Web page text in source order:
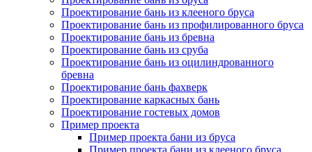
Проектирование бань из клееного бруса
Проектирование бань из профилированного бруса
Проектирование бань из бревна
Проектирование бань из сруба
Проектирование бань из оцилиндрованного
бревна
Проектирование бань фахверк
Проектирование каркасных бань
Проектирование гостевых домов
Пример проекта
Пример проекта бани из бруса
Пример проекта бани из клееного бруса